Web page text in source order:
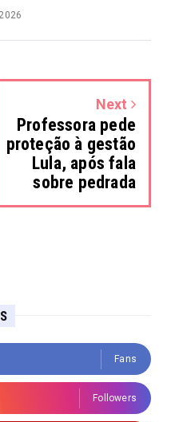
Next
Professora pede
proteção à gestão
Lula, após fala
sobre pedrada
Fans
Followers